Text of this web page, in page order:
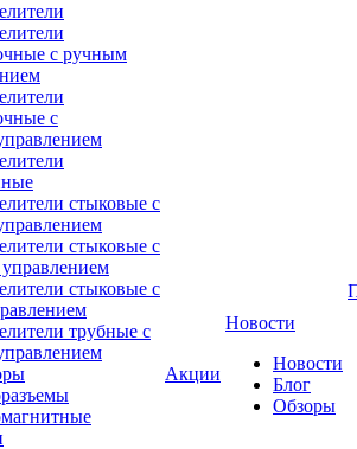
с ручным
с
стыковые с
стыковые с
стыковые с
трубные с
Акции
Новости
Новости
Блог
Обзоры